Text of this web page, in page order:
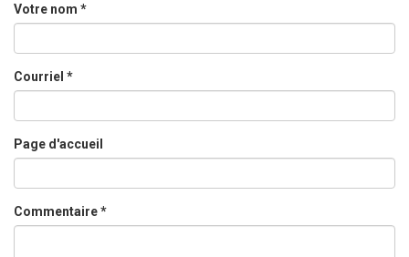
Votre nom *
Courriel *
Page d'accueil
Commentaire*